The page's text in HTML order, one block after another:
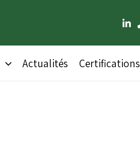
Actualités Certifications